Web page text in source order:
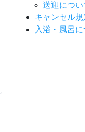
送迎につい
キャンセル規
入浴・風呂